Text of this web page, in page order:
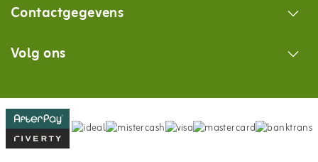
Contactgegevens
Volg ons